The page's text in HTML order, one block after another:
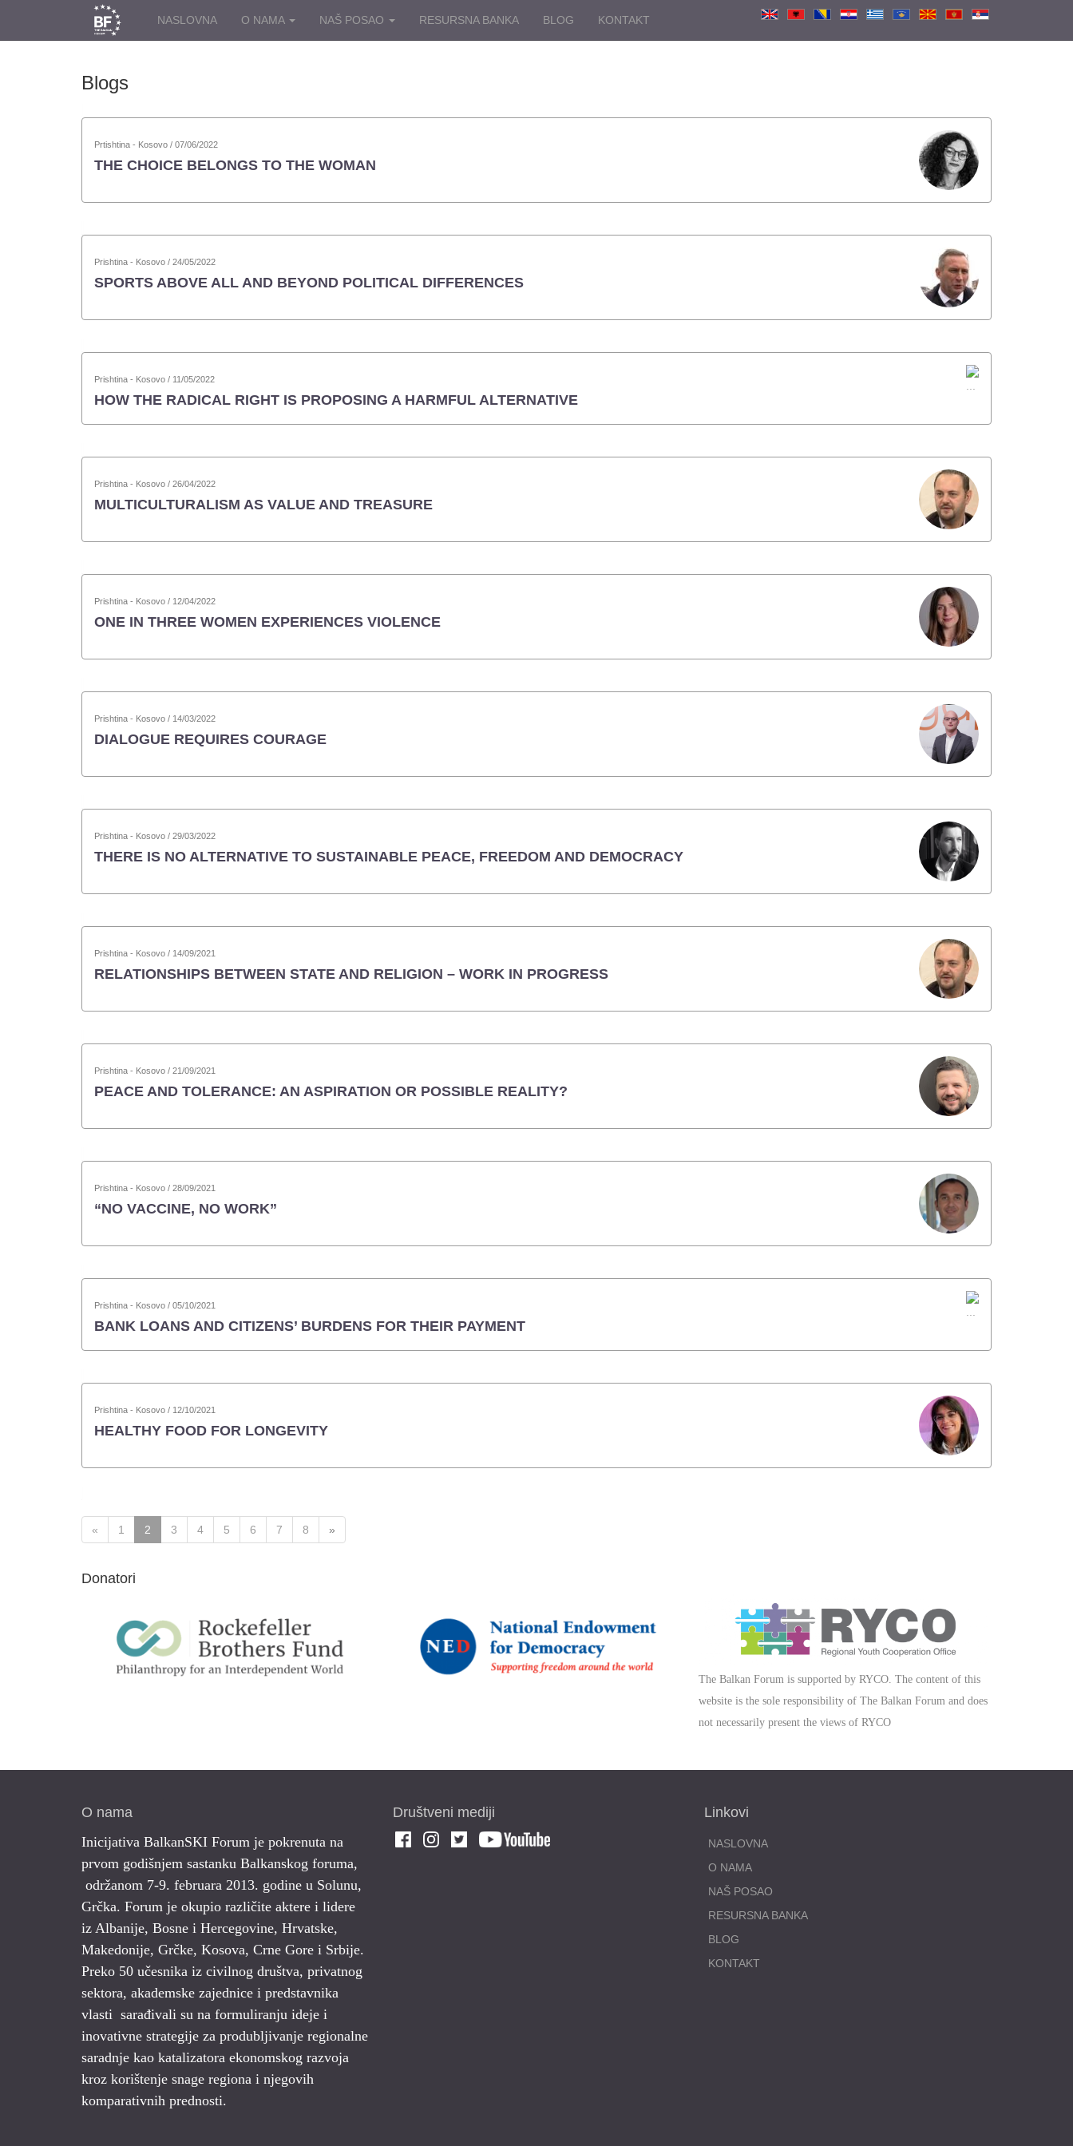
NASLOVNA O NAMA NAŠ POSAO RESURSNA BANKA BLOG KONTAKT
Blogs
Prtishtina - Kosovo / 07/06/2022
THE CHOICE BELONGS TO THE WOMAN
Prishtina - Kosovo / 24/05/2022
SPORTS ABOVE ALL AND BEYOND POLITICAL DIFFERENCES
Prishtina - Kosovo / 11/05/2022
HOW THE RADICAL RIGHT IS PROPOSING A HARMFUL ALTERNATIVE
Prishtina - Kosovo / 26/04/2022
MULTICULTURALISM AS VALUE AND TREASURE
Prishtina - Kosovo / 12/04/2022
ONE IN THREE WOMEN EXPERIENCES VIOLENCE
Prishtina - Kosovo / 14/03/2022
DIALOGUE REQUIRES COURAGE
Prishtina - Kosovo / 29/03/2022
THERE IS NO ALTERNATIVE TO SUSTAINABLE PEACE, FREEDOM AND DEMOCRACY
Prishtina - Kosovo / 14/09/2021
RELATIONSHIPS BETWEEN STATE AND RELIGION – WORK IN PROGRESS
Prishtina - Kosovo / 21/09/2021
PEACE AND TOLERANCE: AN ASPIRATION OR POSSIBLE REALITY?
Prishtina - Kosovo / 28/09/2021
“NO VACCINE, NO WORK”
Prishtina - Kosovo / 05/10/2021
BANK LOANS AND CITIZENS’ BURDENS FOR THEIR PAYMENT
Prishtina - Kosovo / 12/10/2021
HEALTHY FOOD FOR LONGEVITY
« 1 2 3 4 5 6 7 8 »
Donatori
The Balkan Forum is supported by RYCO. The content of this
website is the sole responsibility of The Balkan Forum and does
not necessarily present the views of RYCO
O nama
Inicijativa BalkanSKI Forum je pokrenuta na
prvom godišnjem sastanku Balkanskog foruma,
održanom 7-9. februara 2013. godine u Solunu,
Grčka. Forum je okupio različite aktere i lidere
iz Albanije, Bosne i Hercegovine, Hrvatske,
Makedonije, Grčke, Kosova, Crne Gore i Srbije.
Preko 50 učesnika iz civilnog društva, privatnog
sektora, akademske zajednice i predstavnika
vlasti sarađivali su na formuliranju ideje i
inovativne strategije za produbljivanje regionalne
saradnje kao katalizatora ekonomskog razvoja
kroz korištenje snage regiona i njegovih
komparativnih prednosti.
Društveni mediji Linkovi
NASLOVNA
O NAMA
NAŠ POSAO
RESURSNA BANKA
BLOG
KONTAKT